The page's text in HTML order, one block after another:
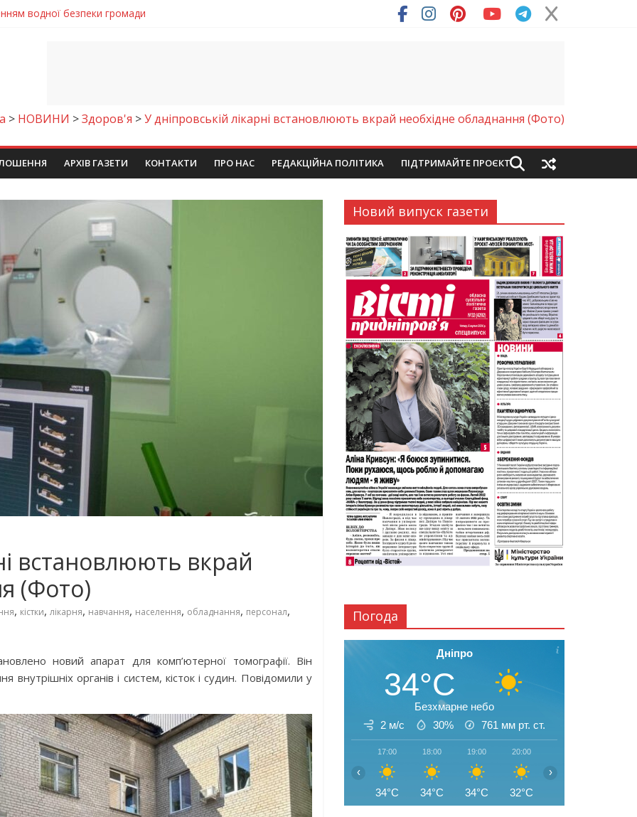
кількість пожеж в екосистемах
визнали найкращими в Україні
аварію на магістральному водогоні
водної безпеки громади
> НОВИНИ >Здоров'я >У дніпровській лікарні встановлюють вкрай необхідне обладнання (Фото)
АРХІВ ГАЗЕТИ КОНТАКТИ ПРО НАС РЕДАКЦІЙНА ПОЛІТИКА ПІДТРИМАЙТЕ ПРОЄКТ
встановлюють вкрай
(Фото)
, кістки, лікарня, навчання, населення, обладнання, персонал,
новий апарат для комп’ютерної томографії. Він
внутрішніх органів і систем, кісток і судин. Повідомили у
Новий випуск газети
Погода
Дніпро
34°C
Безхмарне небо
2 м/с
30% 761 мм рт. ст.
17:00
34°C
18:00
34°C
19:00
34°C
20:00
32°C
‹ ›